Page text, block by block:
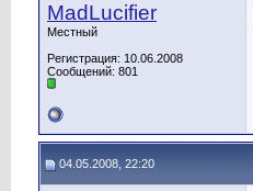
MadLucifier
Местный
Регистрация: 10.06.2008
Сообщений: 801
04.05.2008, 22:20